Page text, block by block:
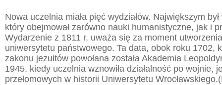
Nowa uczelnia miała pięć wydziałów. Największym
który obejmował zarówno nauki humanistyczne, jak i
Wydarzenie z 1811 r. uważa się za moment
uniwersytetu państwowego. Ta data, obok roku 1702,
zakonu jezuitów powołana została Akademia
1945, kiedy uczelnia wznowiła działalność po wojnie,
przełomowych w historii Uniwersytetu